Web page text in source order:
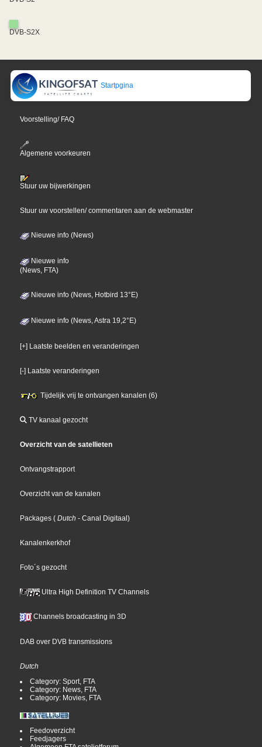
DVB-S2X
Startpgina
Voorstelling/ FAQ
Algemene voorkeuren
Stuur uw bijwerkingen
Stuur uw voorstellen/ commentaren aan de webmaster
Nieuwe info (News)
Nieuwe info
(News, FTA)
Nieuwe info (News, Hotbird 13°E)
Nieuwe info (News, Astra 19,2°E)
[+] Laatste beelden en veranderingen
[-] Laatste veranderingen
Tijdelijk vrij te ontvangen kanalen (6)
TV kanaal gezocht
Overzicht van de satellieten
Ontvangstrapport
Overzicht van de kanalen
Packages ( Dutch - Canal Digitaal)
Kanalenkerkhof
Foto´s gezocht
Ultra High Definition TV Channels
Channels broadcasting in 3D
DAB over DVB transmissions
Dutch
Category: Sport, FTA
Category: News, FTA
Category: Movies, FTA
Feedoverzicht
Feedjagers